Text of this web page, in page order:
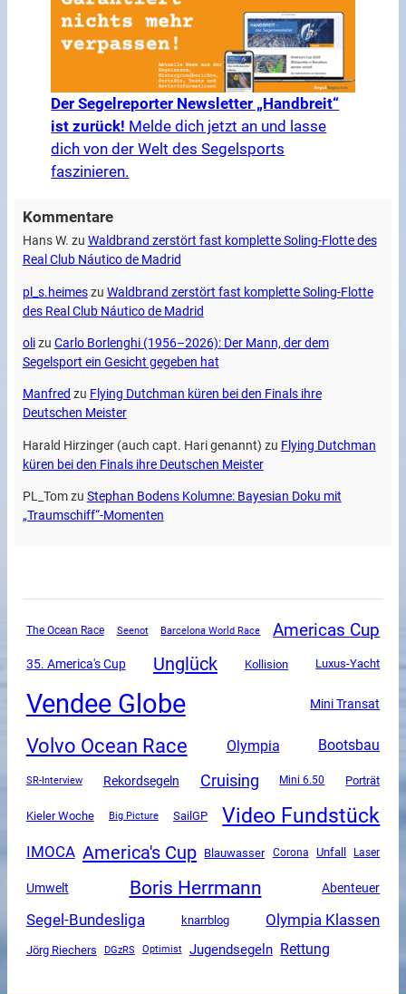
Der Segelreporter Newsletter „Handbreit“
ist zurück! Melde dich jetzt an und lasse
dich von der Welt des Segelsports
faszinieren.
Kommentare
Hans W. zu Waldbrand zerstört fast komplette Soling-Flotte des
Real Club Náutico de Madrid
pl_s.heimeszu Waldbrand zerstört fast komplette Soling-Flotte
des Real Club Náutico de Madrid
olizu Carlo Borlenghi (1956–2026): Der Mann, der dem
Segelsport ein Gesicht gegeben hat
Manfred zu Flying Dutchman küren bei den Finals ihre
Deutschen Meister
Harald Hirzinger (auch capt. Hari genannt) zu Flying Dutchman
küren bei den Finals ihre Deutschen Meister
PL_Tomzu Stephan Bodens Kolumne: Bayesian Doku mit
„Traumschiff“-Momenten
The Ocean Race Seenot Barcelona World Race Americas Cup
35. America's Cup Unglück Kollision Luxus-Yacht
Vendee Globe Mini Transat
Volvo Ocean Race Olympia Bootsbau
SR-Interview Rekordsegeln Cruising Mini 6.50 Porträt
Kieler Woche Big Picture SailGP Video Fundstück
IMOCA America's Cup Blauwasser Corona Unfall Laser
Umwelt Boris Herrmann Abenteuer
Segel-Bundesliga knarrblog Olympia Klassen
Jörg Riechers DGzRS Optimist Jugendsegeln Rettung